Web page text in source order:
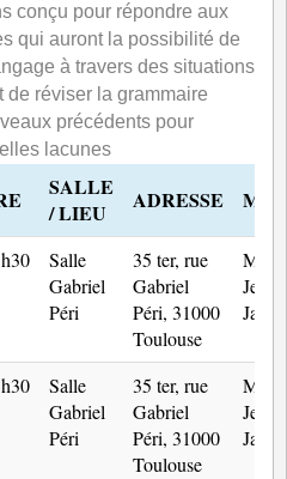
conçu pour répondre aux
qui auront la possibilité de
à travers des situations
de réviser la grammaire
précédents pour
lacunes
SALLE
/ LIEU
ADRESSE
Salle
Gabriel
Péri
35 ter, rue
Gabriel
Péri, 31000
Toulouse
Métro
Jean
Salle
Gabriel
Péri
35 ter, rue
Gabriel
Péri, 31000
Toulouse
Métro
Jean